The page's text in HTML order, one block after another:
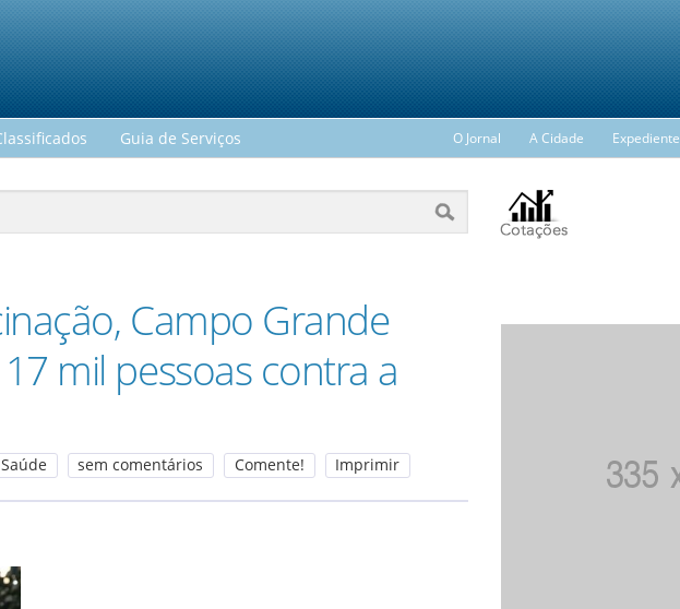
Guia de Serviços O Jornal A Cidade Expediente
Campo Grande
mil pessoas contra a
sem comentários Comente! Imprimir